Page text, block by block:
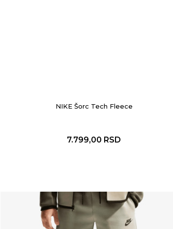
NIKE Šorc Tech Fleece
7.799,00 RSD